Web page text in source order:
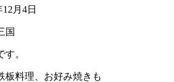
12月4日
国
。
板料理、お好み焼きも